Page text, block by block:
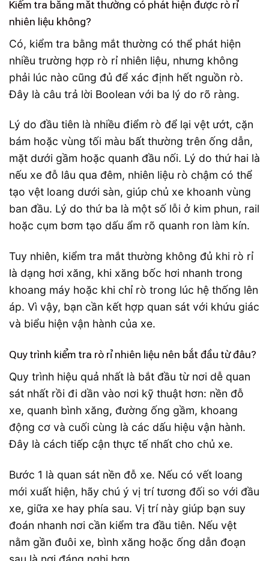
Kiểm tra bằng mắt thường có phát hiện được rò rỉ
nhiên liệu không?
Có, kiểm tra bằng mắt thường có thể phát hiện
nhiều trường hợp rò rỉ nhiên liệu, nhưng không
phải lúc nào cũng đủ để xác định hết nguồn rò.
Đây là câu trả lời Boolean với ba lý do rõ ràng.
Lý do đầu tiên là nhiều điểm rò để lại vệt ướt, cặn
bám hoặc vùng tối màu bất thường trên ống dẫn,
mặt dưới gầm hoặc quanh đầu nối. Lý do thứ hai là
nếu xe đỗ lâu qua đêm, nhiên liệu rò chậm có thể
tạo vệt loang dưới sàn, giúp chủ xe khoanh vùng
ban đầu. Lý do thứ ba là một số lỗi ở kim phun, rail
hoặc cụm bơm tạo dấu ẩm rõ quanh ron làm kín.
Tuy nhiên, kiểm tra mắt thường không đủ khi rò rỉ
là dạng hơi xăng, khi xăng bốc hơi nhanh trong
khoang máy hoặc khi chỉ rò trong lúc hệ thống lên
áp. Vì vậy, bạn cần kết hợp quan sát với khứu giác
và biểu hiện vận hành của xe.
Quy trình kiểm tra rò rỉ nhiên liệu nên bắt đầu từ đâu?
Quy trình hiệu quả nhất là bắt đầu từ nơi dễ quan
sát nhất rồi đi dần vào nơi kỹ thuật hơn: nền đỗ
xe, quanh bình xăng, đường ống gầm, khoang
động cơ và cuối cùng là các dấu hiệu vận hành.
Đây là cách tiếp cận thực tế nhất cho chủ xe.
Bước 1 là quan sát nền đỗ xe. Nếu có vết loang
mới xuất hiện, hãy chú ý vị trí tương đối so với đầu
xe, giữa xe hay phía sau. Vị trí này giúp bạn suy
đoán nhanh nơi cần kiểm tra đầu tiên. Nếu vệt
nằm gần đuôi xe, bình xăng hoặc ống dẫn đoạn